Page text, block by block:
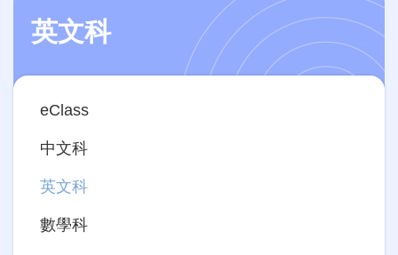
英文科
Main
navigation
eClass
中文科
英文科
數學科